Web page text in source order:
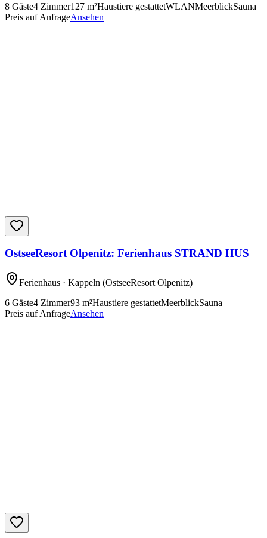
8 Gäste4 Zimmer127 m²Haustiere gestattetWLANMeerblickSauna
Preis auf AnfrageAnsehen
OstseeResort Olpenitz: Ferienhaus STRAND HUS
Ferienhaus · Kappeln (OstseeResort Olpenitz)
6 Gäste4 Zimmer93 m²Haustiere gestattetMeerblickSauna
Preis auf AnfrageAnsehen